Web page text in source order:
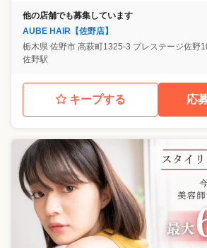
他の店舗でも募集しています
AUBE HAIR【佐野店】
栃木県 佐野市 高萩町1325-3 プレステージ佐野
佐野駅
キープする 応